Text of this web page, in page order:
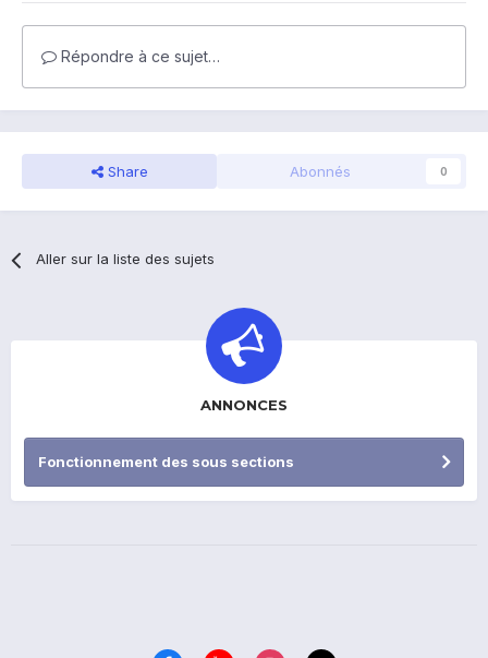
Répondre à ce sujet…
Share Abonnés 0
Aller sur la liste des sujets
ANNONCES
Fonctionnement des sous sections